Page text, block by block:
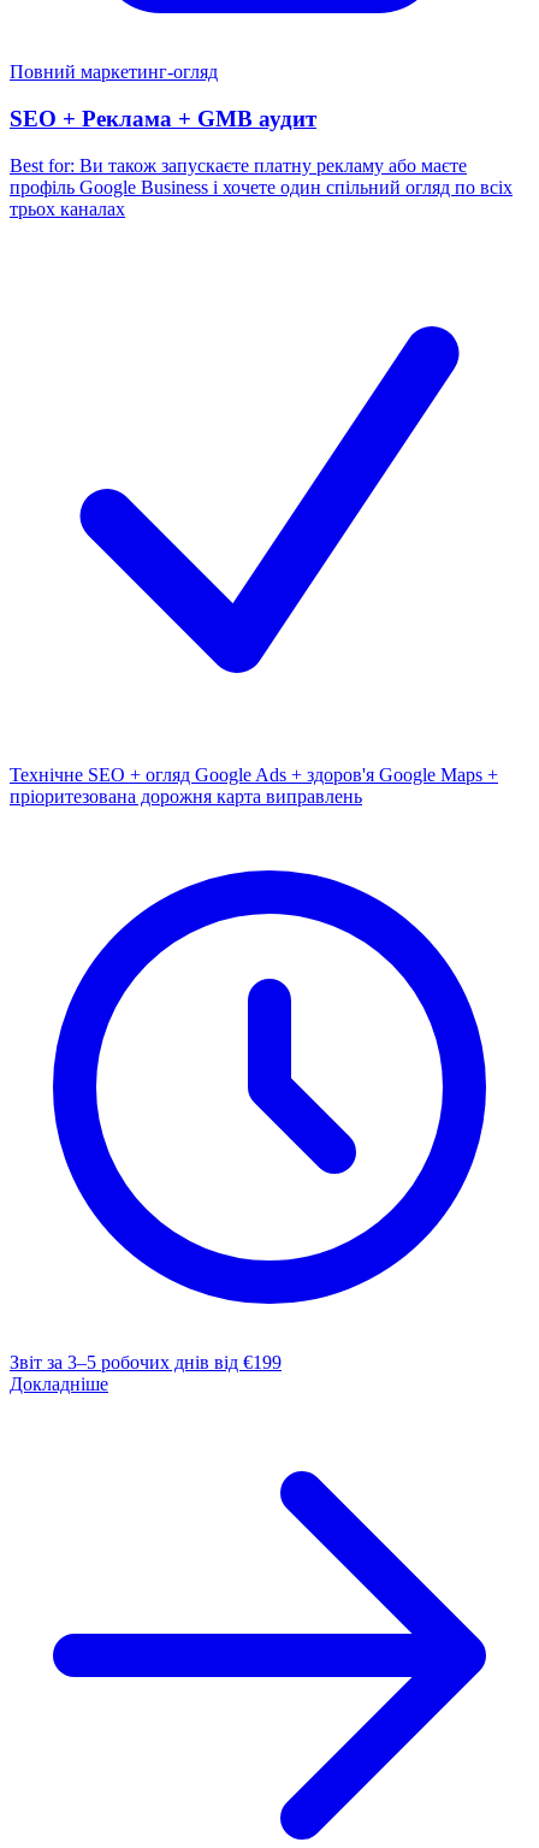
Повний маркетинг-огляд
SEO + Реклама + GMB аудит
Best for: Ви також запускаєте платну рекламу або маєте
профіль Google Business і хочете один спільний огляд по всіх
трьох каналах
Технічне SEO + огляд Google Ads + здоров'я Google Maps +
пріоритезована дорожня карта виправлень
Звіт за 3–5 робочих днів від €199
Докладніше